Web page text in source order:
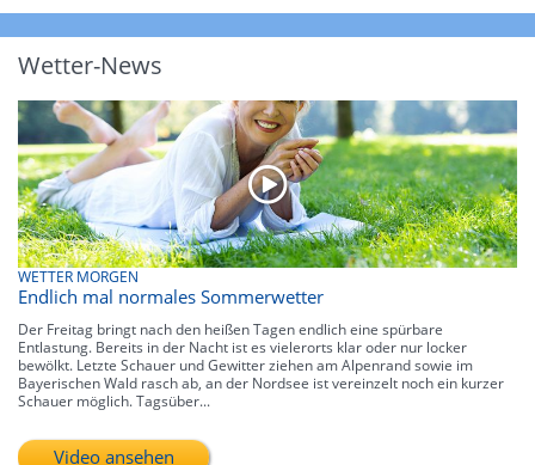
Wetter-News
WETTER MORGEN
Endlich mal normales Sommerwetter
Der Freitag bringt nach den heißen Tagen endlich eine spürbare
Entlastung. Bereits in der Nacht ist es vielerorts klar oder nur locker
bewölkt. Letzte Schauer und Gewitter ziehen am Alpenrand sowie im
Bayerischen Wald rasch ab, an der Nordsee ist vereinzelt noch ein kurzer
Schauer möglich. Tagsüber...
Video ansehen